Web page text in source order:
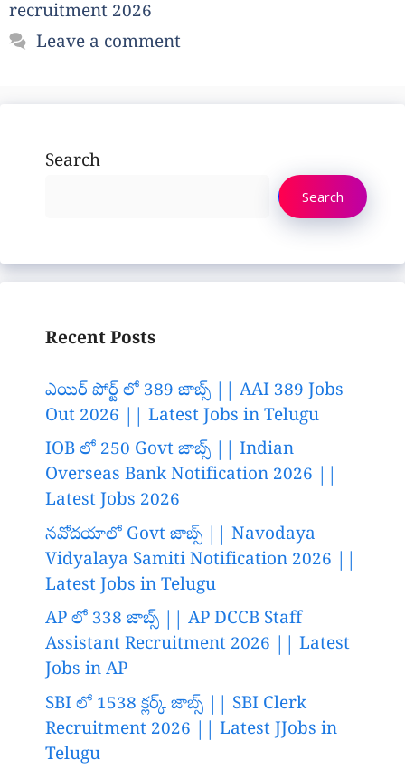
recruitment 2026
Leave a comment
Search
Search
Recent Posts
ఎయిర్ పోర్ట్ లో 389 జాబ్స్ || AAI 389 Jobs
Out 2026 || Latest Jobs in Telugu
IOB లో 250 Govt జాబ్స్ || Indian
Overseas Bank Notification 2026 ||
Latest Jobs 2026
నవోదయాలో Govt జాబ్స్ || Navodaya
Vidyalaya Samiti Notification 2026 ||
Latest Jobs in Telugu
AP లో 338 జాబ్స్ || AP DCCB Staff
Assistant Recruitment 2026 || Latest
Jobs in AP
SBI లో 1538 క్లర్క్ జాబ్స్ || SBI Clerk
Recruitment 2026 || Latest JJobs in
Telugu